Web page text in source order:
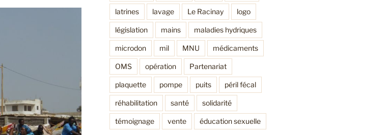
latrines lavage Le Racinay logo
législation mains maladies hydriques
microdon mil MNU médicaments
OMS opération Partenariat
plaquette pompe puits péril fécal
réhabilitation santé solidarité
témoignage vente éducation sexuelle